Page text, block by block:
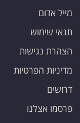
מייל אדום
תנאי שימוש
הצהרת נגישות
מדיניות הפרטיות
דרושים
פרסמו אצלנו